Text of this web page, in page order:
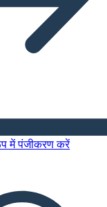
में पंजीकरण करें
BW 1